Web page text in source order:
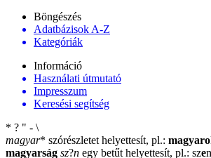
Böngészés
Adatbázisok A-Z
Kategóriák
Információ
Használati útmutató
Impresszum
Keresési segítség
* ? " - \
magyar* szórészletet helyettesít, pl.:
magyarság sz?n egy betűt helyettesít, pl.: sze